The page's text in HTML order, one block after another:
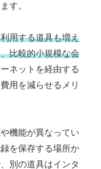
す。
用する道具も増え
比較的小規模な会
ネットを経由する
用を減らせるメリ
機能が異なってい
を保存する場所か
別の道具はインタ